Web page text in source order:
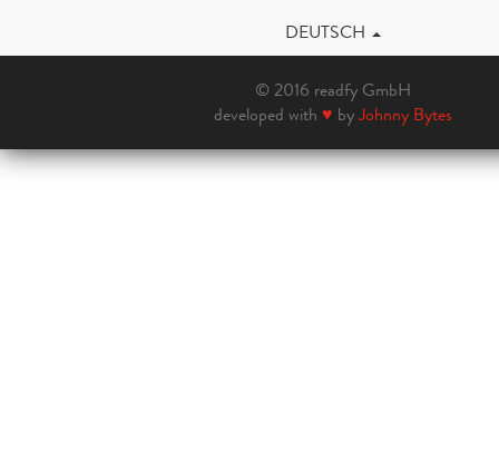
DEUTSCH
© 2016 readfy GmbH
developed with ♥ byJohnny Bytes